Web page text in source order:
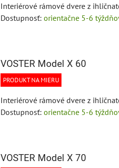
Interiérové rámové dvere z
Dostupnosť: orientačne 5-6
VOSTER Model X 60
PRODUKT NA MIERU
Interiérové rámové dvere z
Dostupnosť: orientačne 5-6
VOSTER Model X 70